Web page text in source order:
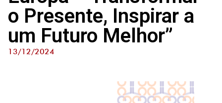
o Presente, Inspirar a
um Futuro Melhor”
13/12/2024